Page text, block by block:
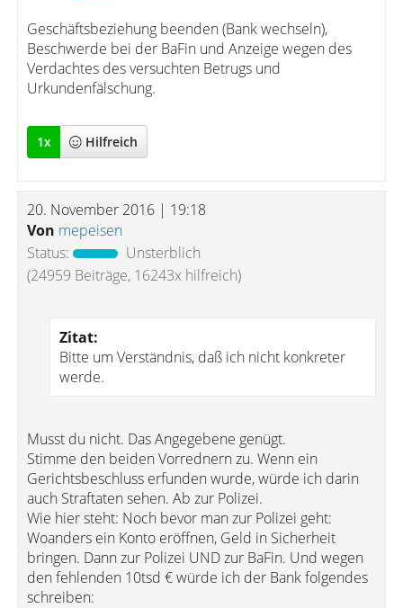
Geschäftsbeziehung beenden (Bank wechseln),
Beschwerde bei der BaFin und Anzeige wegen des
Verdachtes des versuchten Betrugs und
Urkundenfälschung.
1x Hilfreich
20. November 2016 | 19:18
Von mepeisen
Status:
Unsterblich
(24959 Beiträge, 16243x hilfreich)
Zitat:
Bitte um Verständnis, daß ich nicht konkreter
werde.
Musst du nicht. Das Angegebene genügt.
Stimme den beiden Vorrednern zu. Wenn ein
Gerichtsbeschluss erfunden wurde, würde ich darin
auch Straftaten sehen. Ab zur Polizei.
Wie hier steht: Noch bevor man zur Polizei geht:
Woanders ein Konto eröffnen, Geld in Sicherheit
bringen. Dann zur Polizei UND zur BaFin. Und wegen
den fehlenden 10tsd € würde ich der Bank folgendes
schreiben: